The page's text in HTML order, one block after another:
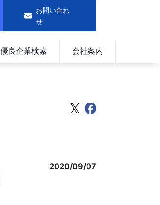
お問い合わ
せ
優良企業検索 会社案内
2020/09/07